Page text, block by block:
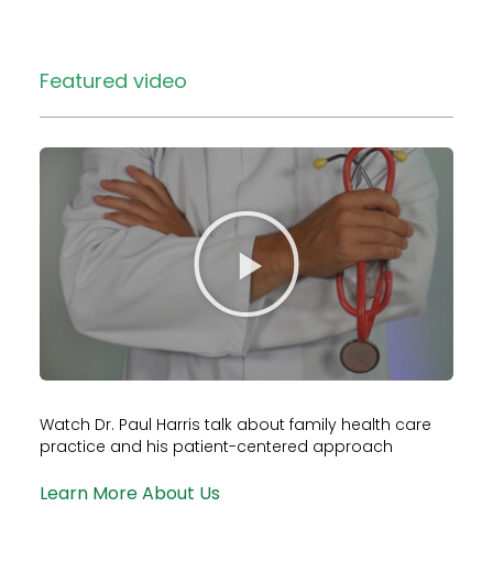
Featured video
Watch Dr. Paul Harris talk about family health care
practice and his patient-centered approach
Learn More About Us